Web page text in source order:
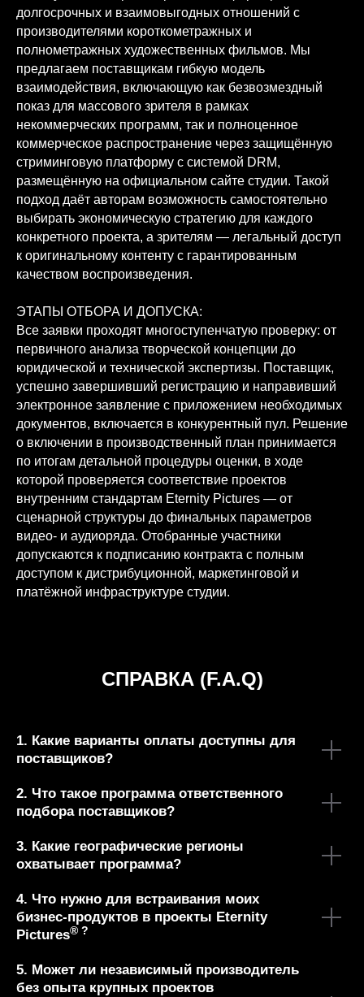
долгосрочных и взаимовыгодных отношений с
производителями короткометражных и
полнометражных художественных фильмов. Мы
предлагаем поставщикам гибкую модель
взаимодействия, включающую как безвозмездный
показ для массового зрителя в рамках
некоммерческих программ, так и полноценное
коммерческое распространение через защищённую
стриминговую платформу с системой DRM,
размещённую на официальном сайте студии. Такой
подход даёт авторам возможность самостоятельно
выбирать экономическую стратегию для каждого
конкретного проекта, а зрителям — легальный доступ
к оригинальному контенту с гарантированным
качеством воспроизведения.
ЭТАПЫ ОТБОРА И ДОПУСКА:
Все заявки проходят многоступенчатую проверку: от
первичного анализа творческой концепции до
юридической и технической экспертизы. Поставщик,
успешно завершивший регистрацию и направивший
электронное заявление с приложением необходимых
документов, включается в конкурентный пул. Решение
о включении в производственный план принимается
по итогам детальной процедуры оценки, в ходе
которой проверяется соответствие проектов
внутренним стандартам Eternity Pictures — от
сценарной структуры до финальных параметров
видео- и аудиоряда. Отобранные участники
допускаются к подписанию контракта с полным
доступом к дистрибуционной, маркетинговой и
платёжной инфраструктуре студии.
СПРАВКА (F.A.Q)
1. Какие варианты оплаты доступны для
поставщиков?
2. Что такое программа ответственного
подбора поставщиков?
3. Какие географические регионы
охватывает программа?
4. Что нужно для встраивания моих
бизнес-продуктов в проекты Eternity
Pictures® ?
5. Может ли независимый производитель
без опыта крупных проектов